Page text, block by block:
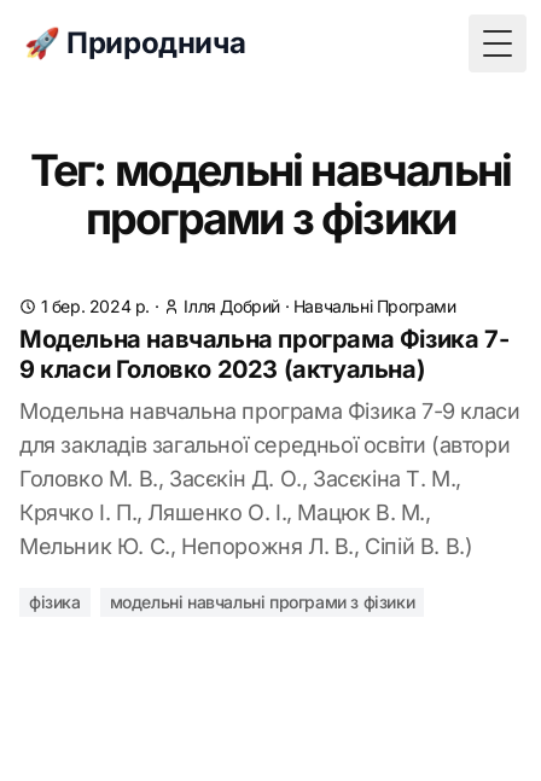
🚀 Природнича
Тег: модельні навчальні
програми з фізики
1 бер. 2024 р. · Ілля Добрий · Навчальні Програми
Модельна навчальна програма Фізика 7-
9 класи Головко 2023 (актуальна)
Модельна навчальна програма Фізика 7-9 класи
для закладів загальної середньої освіти (автори
Головко М. В., Засєкін Д. О., Засєкіна Т. М.,
Крячко І. П., Ляшенко О. І., Мацюк В. М.,
Мельник Ю. С., Непорожня Л. В., Сіпій В. В.)
фізика модельні навчальні програми з фізики